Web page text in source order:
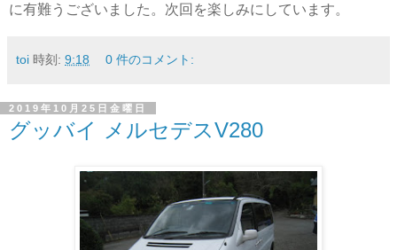
に有難うございました。次回を楽しみにしています。
toi 時刻: 9:18 0 件のコメント:
2019年10月25日金曜日
グッバイ メルセデスV280